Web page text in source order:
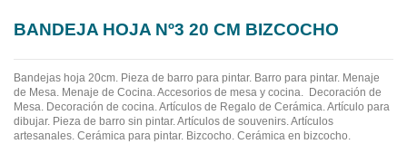
BANDEJA HOJA Nº3 20 CM BIZCOCHO
Bandejas hoja 20cm. Pieza de barro para pintar. Barro para pintar. Menaje
de Mesa. Menaje de Cocina. Accesorios de mesa y cocina. Decoración de
Mesa. Decoración de cocina. Artículos de Regalo de Cerámica. Artículo para
dibujar. Pieza de barro sin pintar. Artículos de souvenirs. Artículos
artesanales. Cerámica para pintar. Bizcocho. Cerámica en bizcocho.